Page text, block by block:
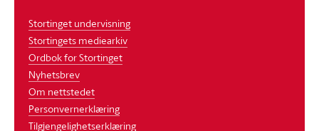
Stortinget undervisning
Stortingets mediearkiv
Ordbok for Stortinget
Nyhetsbrev
Om nettstedet
Personvernerklæring
Tilgjengelighetserklæring